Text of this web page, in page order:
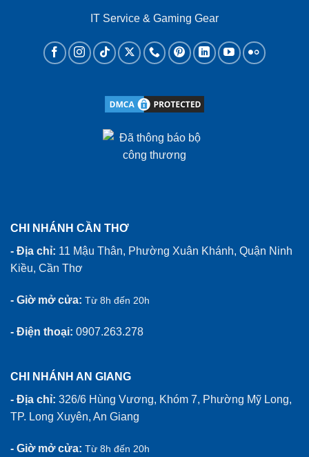
IT Service & Gaming Gear
CHI NHÁNH CẦN THƠ
- Địa chỉ: 11 Mậu Thân, Phường Xuân Khánh, Quận Ninh
Kiều, Cần Thơ
- Giờ mở cửa: Từ 8h đến 20h
- Điện thoại: 0907.263.278
CHI NHÁNH AN GIANG
- Địa chỉ: 326/6 Hùng Vương, Khóm 7, Phường Mỹ Long,
TP. Long Xuyên, An Giang
- Giờ mở cửa: Từ 8h đến 20h